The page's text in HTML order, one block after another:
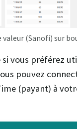
valeur (Sanofi) sur
si vous préférez
pouvez
(payant) à